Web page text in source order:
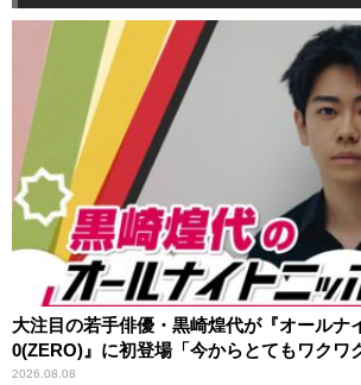
大注目の若手俳優・黒崎煌代が『オールナ
0(ZERO)』に初登場「今からとてもワクワ
2026.08.08